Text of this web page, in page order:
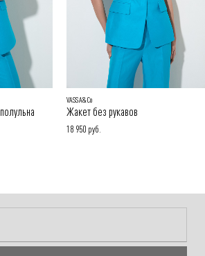
VASSA&Co
Жакет без рукавов
18 950 руб.